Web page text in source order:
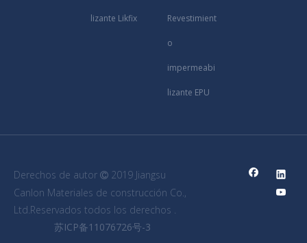
lizante Likfix Revestimient
o
impermeabi
lizante EPU
Derechos de autor  2019 Jiangsu
Canlon Materiales de construcción Co.,
Ltd.Reservados todos los derechos .
苏ICP备11076726号-3